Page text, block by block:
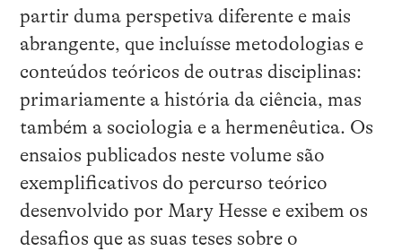
partir duma perspetiva diferente e mais
abrangente, que incluísse metodologias e
conteúdos teóricos de outras disciplinas:
primariamente a história da ciência, mas
também a sociologia e a hermenêutica. Os
ensaios publicados neste volume são
exemplificativos do percurso teórico
desenvolvido por Mary Hesse e exibem os
desafios que as suas teses sobre o